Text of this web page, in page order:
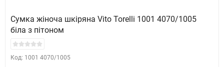
Сумка жіноча шкіряна Vito Torelli 1001 4070/1005
біла з пітоном
Код: 1001 4070/1005